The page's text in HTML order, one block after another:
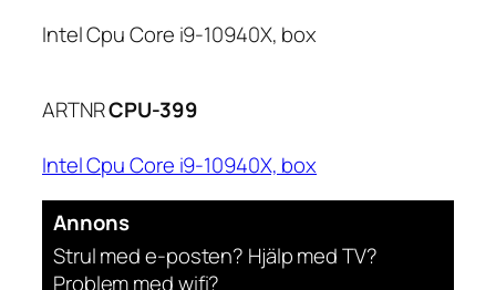
Intel Cpu Core i9-10940X, box
ARTNRCPU-399
Intel Cpu Core i9-10940X, box
Annons
Strul med e-posten? Hjälp med TV?
Problem med wifi?